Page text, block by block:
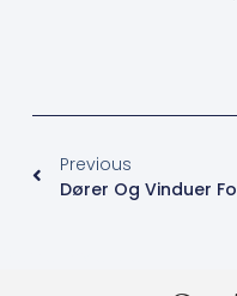
Previous